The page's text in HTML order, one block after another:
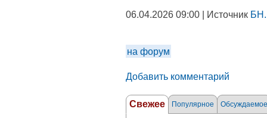
06.04.2026 09:00 | Источник
на форум
Добавить комментарий
Свежее Популярное Обсуждаемое